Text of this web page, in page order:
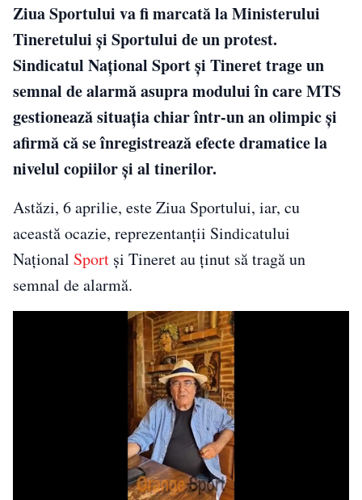
Ziua Sportului va fi marcată la Ministerului
Tineretului şi Sportului de un protest.
Sindicatul Naţional Sport şi Tineret trage un
semnal de alarmă asupra modului în care MTS
gestionează situaţia chiar într-un an olimpic şi
afirmă că se înregistrează efecte dramatice la
nivelul copiilor şi al tinerilor.
Astăzi, 6 aprilie, este Ziua Sportului, iar, cu
această ocazie, reprezentanţii Sindicatului
Naţional Sport şi Tineret au ţinut să tragă un
semnal de alarmă.